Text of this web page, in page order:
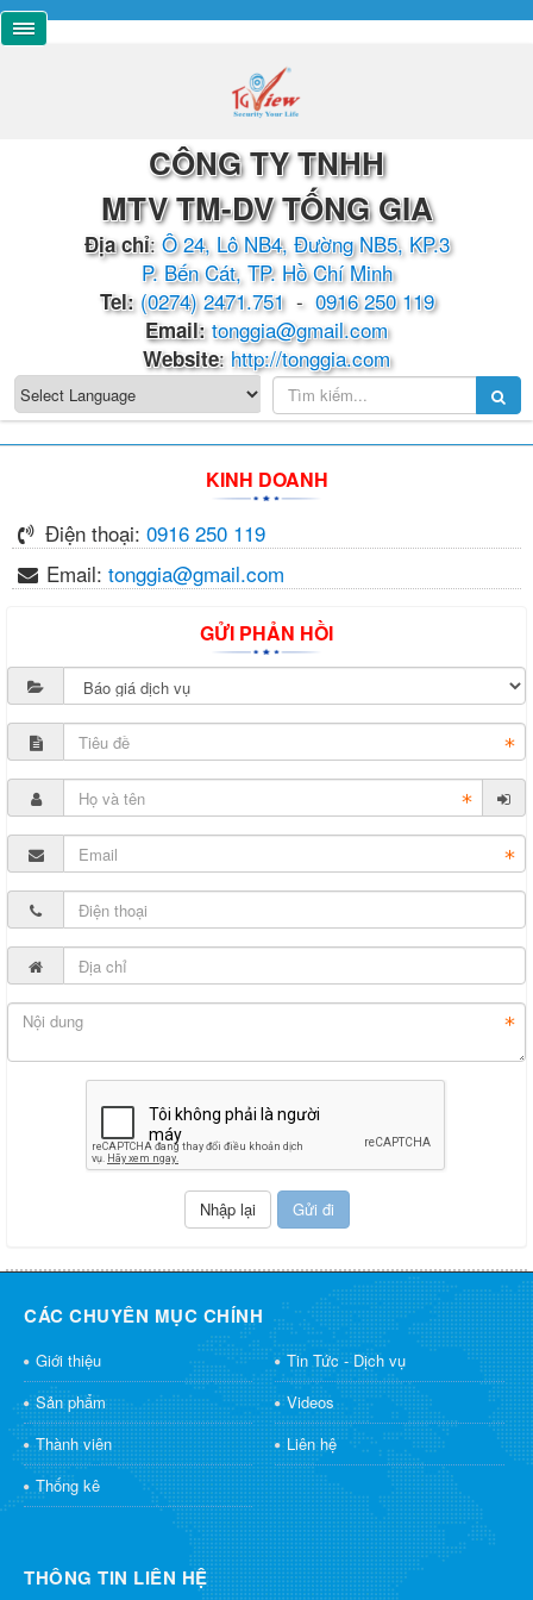
CÔNG TY TNHH
MTV TM-DV TỐNG GIA
Địa chỉ: Ô 24, Lô NB4, Đường NB5, KP.3
P. Bến Cát, TP. Hồ Chí Minh
​​​​Tel: (0274) 2471.751- 0916 250 119
Email:tonggia@gmail.com
Website: http://tonggia.com
KINH DOANH
Điện thoại: 0916 250 119
Email: tonggia@gmail.com
GỬI PHẢN HỒI
CÁC CHUYÊN MỤC CHÍNH
Giới thiệu
Tin Tức - Dịch vụ
Sản phẩm
Videos
Thành viên
Liên hệ
Thống kê
THÔNG TIN LIÊN HỆ